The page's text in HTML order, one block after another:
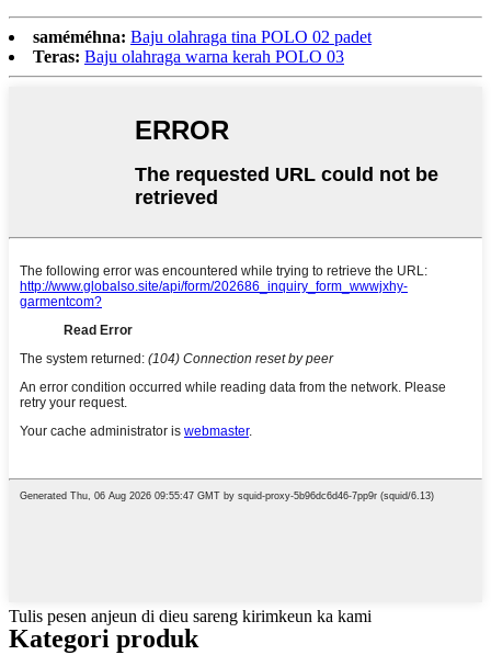
saméméhna: Baju olahraga tina POLO 02 padet
Teras: Baju olahraga warna kerah POLO 03
Tulis pesen anjeun di dieu sareng kirimkeun ka kami
Kategori produk